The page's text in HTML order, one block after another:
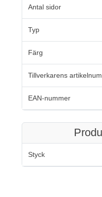
Antal sidor
Typ
Färg
Tillverkarens
EAN-nummer
Styck